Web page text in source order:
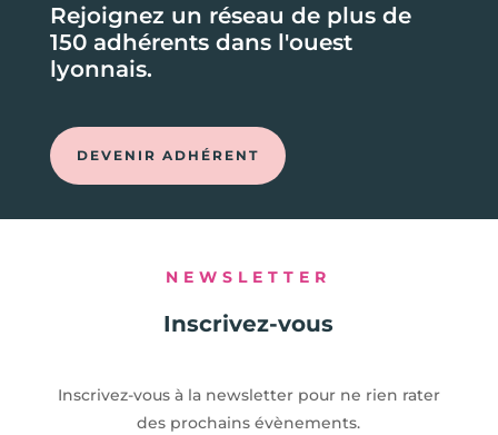
Rejoignez un réseau de plus de
150 adhérents dans l'ouest
lyonnais.
DEVENIR ADHÉRENT
NEWSLETTER
Inscrivez-vous
Inscrivez-vous à la newsletter pour ne rien rater
des prochains évènements.